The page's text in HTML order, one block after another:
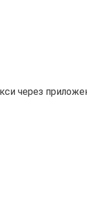
через